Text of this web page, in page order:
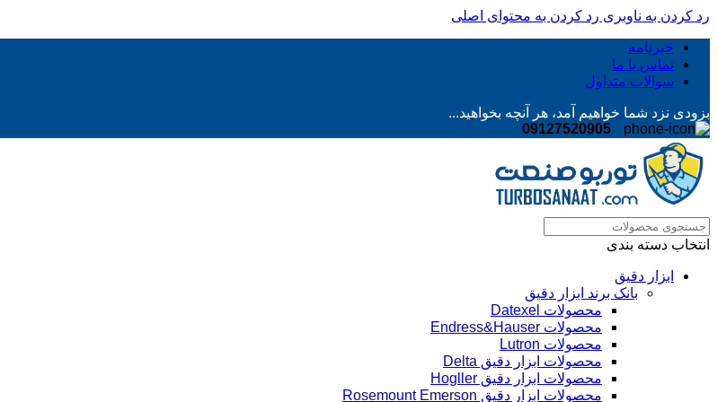
رد کردن به ناوبری رد کردن به محتوای اصلی
خبرنامه
تماس با ما
سوالات متداول
بزودی نزد شما خواهیم آمد، هر آنچه بخواهید...
09127520905
انتخاب دسته بندی
ابزار دقیق
بانک برند ابزار دقیق
محصولات Datexel
محصولات Endress&Hauser
محصولات Lutron
محصولات ابزار دقیق Delta
محصولات ابزار دقیق Hogller
محصولات ابزار دقیق Rosemount Emerson